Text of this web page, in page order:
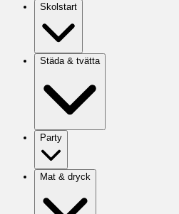
Skolstart
Städa & tvätta
Party
Mat & dryck